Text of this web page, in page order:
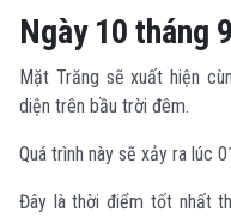
Ngày 10 tháng
Mặt Trăng sẽ xuất hiện
diện trên bầu trời đêm.
Quá trình này sẽ xảy ra lúc
Đây là thời điểm tốt nhất